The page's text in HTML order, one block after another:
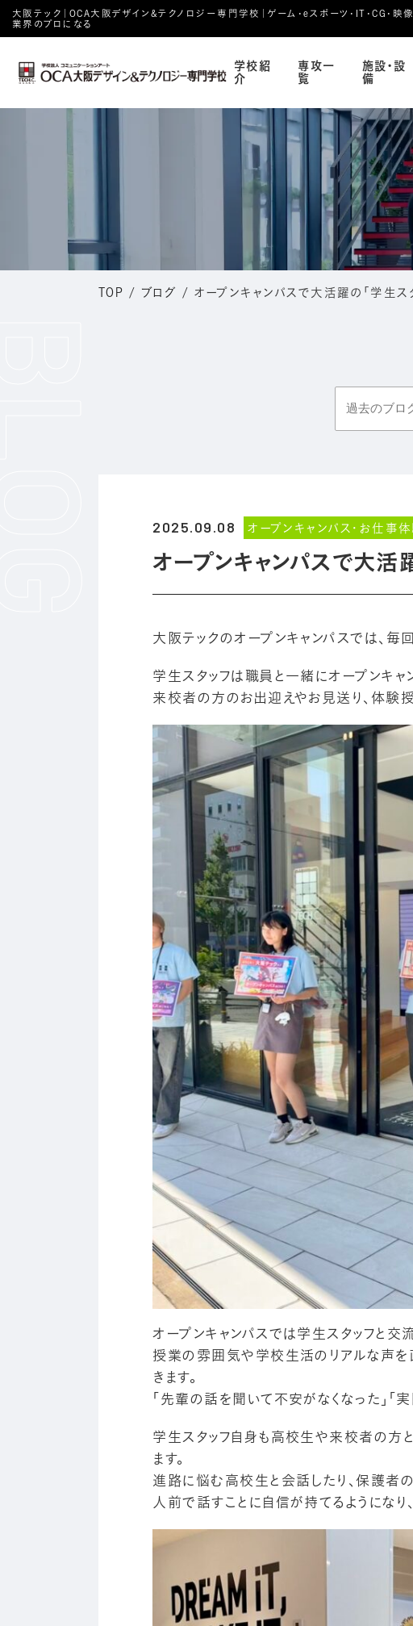
大阪テック｜OCA⼤阪デザイン&テクノロジー専⾨学校｜ゲーム・eスポーツ・IT・CG・映像
業界のプロになる
学校紹
介
専攻一
覧
施設・設
備
TOP / ブログ / オープンキャンパスで大活躍の「学生ス
2025.09.08 オープンキャンパス・お仕事
オープンキャンパスで大活
大阪テックのオープンキャンパスでは、毎
学生スタッフは職員と一緒にオープンキャ
来校者の方のお出迎えやお見送り、体験
オープンキャンパスでは学生スタッフと交
授業の雰囲気や学校生活のリアルな声を
きます。
「先輩の話を聞いて不安がなくなった」「
学生スタッフ自身も高校生や来校者の方
ます。
進路に悩む高校生と会話したり、保護者の
人前で話すことに自信が持てるようにな